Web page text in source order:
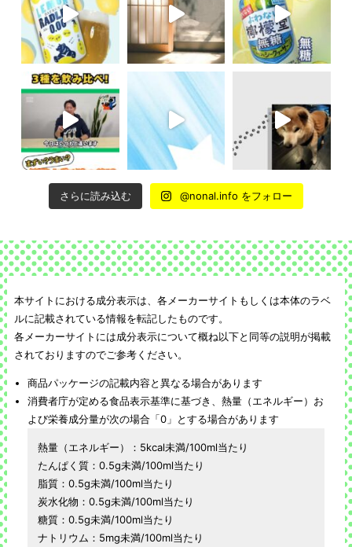
さらに読み込む @nonal.info をフォロー
本サイトにおける成分表示は、各メーカーサイトもしくは本体のラベ
ルに記載されている情報を転記したものです。
各メーカーサイトには成分表示について概ね以下と同等の説明が掲載
されておりますのでご参考ください。
商品パッケージの記載内容と異なる場合があります
消費者庁が定める食品表示基準に基づき、熱量（エネルギー）お
よび栄養成分量が次の場合「0」とする場合があります
熱量（エネルギー）：5kcal未満/100ml当たり
たんぱく質：0.5g未満/100ml当たり
脂質：0.5g未満/100ml当たり
炭水化物：0.5g未満/100ml当たり
糖質：0.5g未満/100ml当たり
ナトリウム：5mg未満/100ml当たり